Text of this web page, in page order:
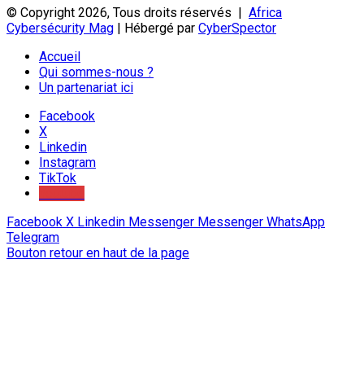
© Copyright 2026, Tous droits réservés | Africa
Cybersécurity Mag | Hébergé par CyberSpector
Accueil
Qui sommes-nous ?
Un partenariat ici
Facebook
X
Linkedin
Instagram
TikTok
Facebook X Linkedin Messenger Messenger WhatsApp
Telegram
Bouton retour en haut de la page